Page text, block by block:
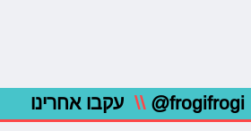
@frogifrogi
\\ עקבו אחרינו